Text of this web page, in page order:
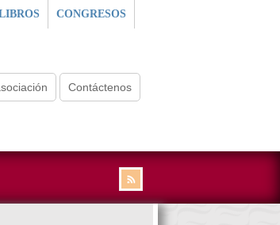
CONGRESOS
Contáctenos